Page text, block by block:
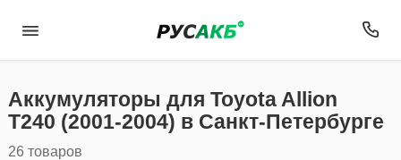
Аккумуляторы для Toyota Allion
T240 (2001-2004) в Санкт-Петербурге
26 товаров